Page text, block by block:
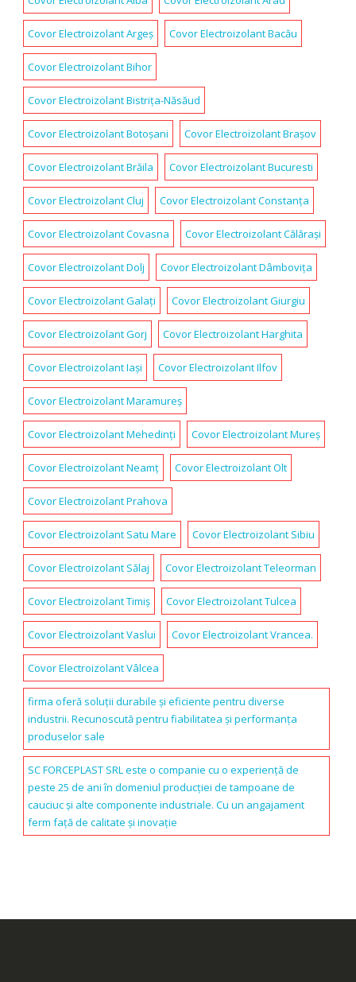
Covor Electroizolant Argeș Covor Electroizolant Bacău
Covor Electroizolant Bihor
Covor Electroizolant Bistrița-Năsăud
Covor Electroizolant Botoșani Covor Electroizolant Brașov
Covor Electroizolant Brăila Covor Electroizolant Bucuresti
Covor Electroizolant Cluj Covor Electroizolant Constanța
Covor Electroizolant Covasna Covor Electroizolant Călărași
Covor Electroizolant Dolj Covor Electroizolant Dâmbovița
Covor Electroizolant Galați Covor Electroizolant Giurgiu
Covor Electroizolant Gorj Covor Electroizolant Harghita
Covor Electroizolant Iași Covor Electroizolant Ilfov
Covor Electroizolant Maramureș
Covor Electroizolant Mehedinți Covor Electroizolant Mureș
Covor Electroizolant Neamț Covor Electroizolant Olt
Covor Electroizolant Prahova
Covor Electroizolant Satu Mare Covor Electroizolant Sibiu
Covor Electroizolant Sălaj Covor Electroizolant Teleorman
Covor Electroizolant Timiș Covor Electroizolant Tulcea
Covor Electroizolant Vaslui Covor Electroizolant Vrancea.
Covor Electroizolant Vâlcea
firma oferă soluții durabile și eficiente pentru diverse
industrii. Recunoscută pentru fiabilitatea și performanța
produselor sale
SC FORCEPLAST SRL este o companie cu o experiență de
peste 25 de ani în domeniul producției de tampoane de
cauciuc și alte componente industriale. Cu un angajament
ferm față de calitate și inovație